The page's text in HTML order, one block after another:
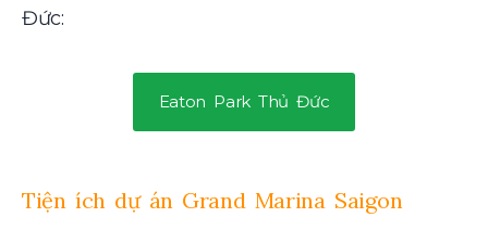
Đức:
Eaton Park Thủ Đức
Tiện ích dự án Grand Marina Saigon